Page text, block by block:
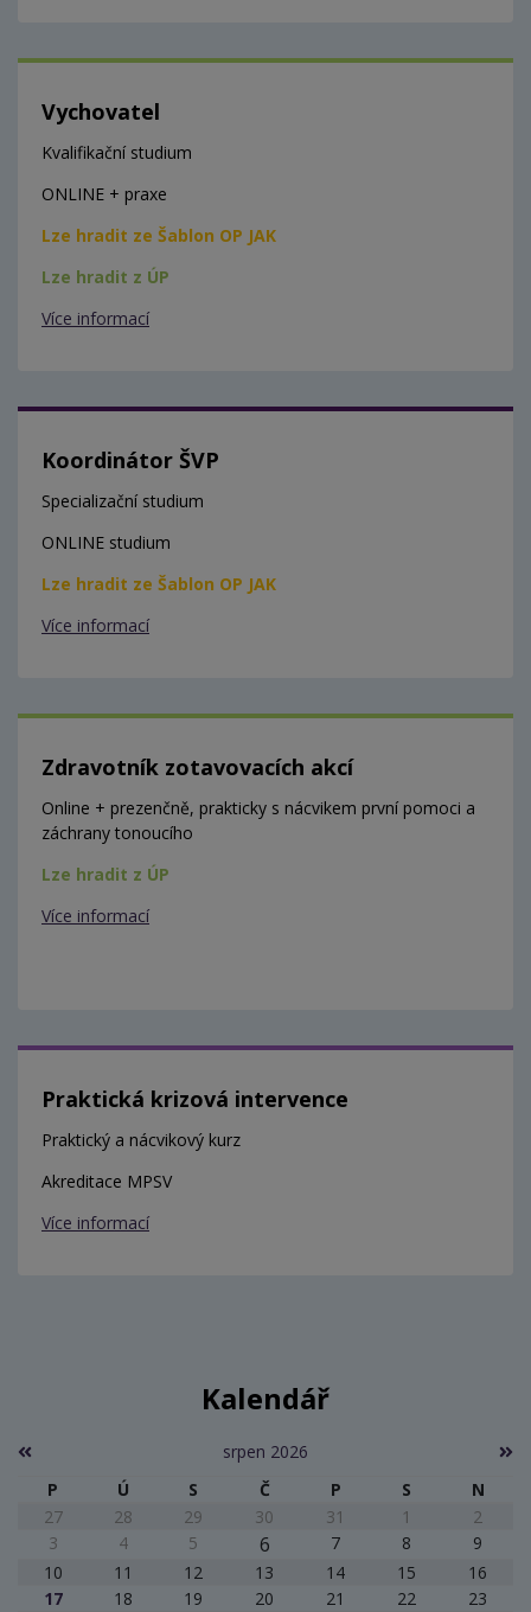
Vychovatel
Kvalifikační studium
ONLINE + praxe
Lze hradit ze Šablon OP JAK
Lze hradit z ÚP
Více informací
Koordinátor ŠVP
Specializační studium
ONLINE studium
Lze hradit ze Šablon OP JAK
Více informací
Zdravotník zotavovacích akcí
Online + prezenčně, prakticky s nácvikem první pomoci a
záchrany tonoucího
Lze hradit z ÚP
Více informací
Praktická krizová intervence
Praktický a nácvikový kurz
Akreditace MPSV
Více informací
Kalendář
srpen 2026
P
Ú S Č P S
N
27
28 29 30 31 1
2
3
4 5 6 7 8
9
10
11 12 13 14 15
16
17
18 19 20 21 22
23